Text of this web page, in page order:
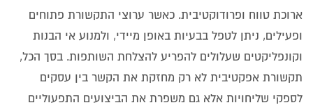
ארוכת טווח ופרודוקטיבית. כאשר ערוצי התקשורת פתוחים
ופעילים, ניתן לטפל בבעיות באופן מיידי, ולמנוע אי הבנות
וקונפליקטים שעלולים להפריע להצלחת השותפות. בסך הכל,
תקשורת אפקטיבית לא רק מחזקת את הקשר בין עסקים
לספקי שליחויות אלא גם משפרת את הביצועים התפעוליים